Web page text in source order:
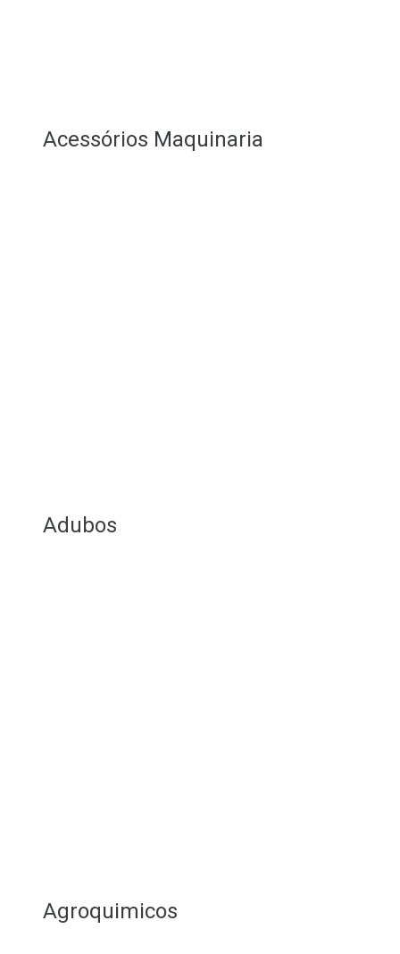
Acessórios Maquinaria
Adubos
Agroquimicos